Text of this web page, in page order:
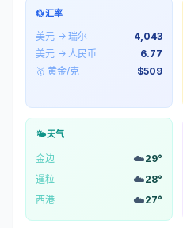
💱汇率
美元 → 瑞尔
4,043
美元 → 人民币
6.77
🥇 黄金/克
$509
🌤️天气
金边 ☁️29°
暹粒
☁️28°
西港
☁️27°